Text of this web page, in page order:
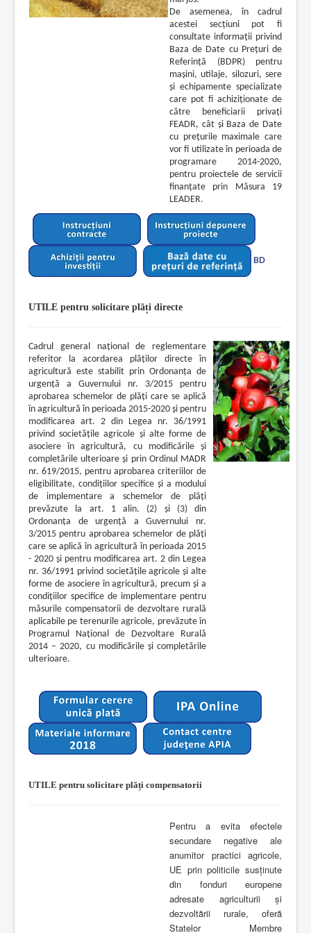
De asemenea, în cadrul
acestei secțiuni pot fi
consultate informații privind
Baza de Date cu Prețuri de
Referință (BDPR) pentru
mașini, utilaje, silozuri, sere
și echipamente specializate
care pot fi achiziționate de
către beneficiarii privați
FEADR, cât și Baza de Date
cu prețurile maximale care
vor fi utilizate în perioada de
programare 2014-2020,
pentru proiectele de servicii
finanțate prin Măsura 19
LEADER.
BD
UTILE pentru solicitare plăți directe
Cadrul general naţional de reglementare
referitor la acordarea plăţilor directe în
agricultură este stabilit prin Ordonanţa de
urgenţă a Guvernului nr. 3/2015 pentru
aprobarea schemelor de plăţi care se aplică
în agricultură în perioada 2015-2020 şi pentru
modificarea art. 2 din Legea nr. 36/1991
privind societăţile agricole şi alte forme de
asociere în agricultură, cu modificările şi
completările ulterioare şi prin Ordinul MADR
nr. 619/2015, pentru aprobarea criteriilor de
eligibilitate, condiţiilor specifice şi a modului
de implementare a schemelor de plăţi
prevăzute la art. 1 alin. (2) şi (3) din
Ordonanţa de urgenţă a Guvernului nr.
3/2015 pentru aprobarea schemelor de plăţi
care se aplică în agricultură în perioada 2015
- 2020 şi pentru modificarea art. 2 din Legea
nr. 36/1991 privind societăţile agricole şi alte
forme de asociere în agricultură, precum şi a
condiţiilor specifice de implementare pentru
măsurile compensatorii de dezvoltare rurală
aplicabile pe terenurile agricole, prevăzute în
Programul Naţional de Dezvoltare Rurală
2014 – 2020, cu modificările şi completările
ulterioare.
UTILE pentru solicitare plăți compensatorii
Pentru a evita efectele
secundare negative ale
anumitor practici agricole,
UE prin politicile susținute
din fonduri europene
adresate agriculturii și
dezvoltării rurale, oferă
Statelor Membre